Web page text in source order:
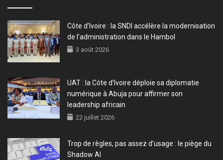
Côte d’Ivoire : la SNDI accélère la modernisation
de l’administration dans le Hambol
3 août 2026
UAT : la Côte d’Ivoire déploie sa diplomatie
numérique à Abuja pour affirmer son
leadership africain
22 juillet 2026
Trop de règles, pas assez d’usage : le piège du
Shadow AI